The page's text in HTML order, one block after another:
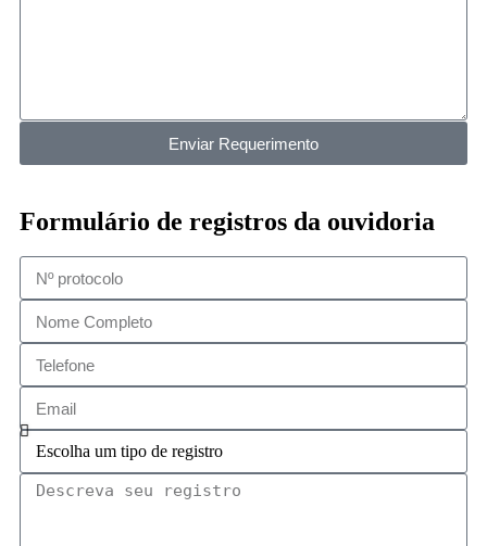
Enviar Requerimento
Formulário de registros da ouvidoria